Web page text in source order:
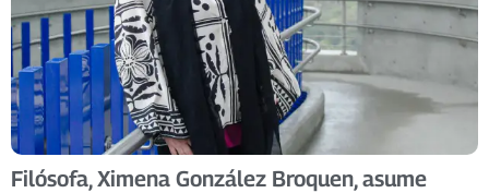
Filósofa, Ximena González Broquen, asume